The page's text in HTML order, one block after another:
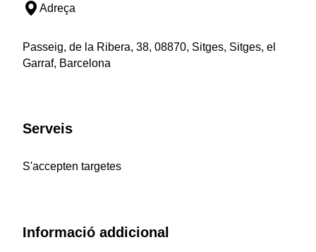
Adreça
Passeig, de la Ribera, 38, 08870, Sitges, Sitges, el
Garraf, Barcelona
Serveis
S'accepten targetes
Informació addicional